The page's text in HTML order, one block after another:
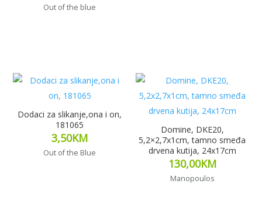
Out of the blue
Dodaci za slikanje,ona i on,
181065
3,50KM
Out of the Blue
Domine, DKE20,
5,2×2,7x1cm, tamno smeđa
drvena kutija, 24x17cm
130,00KM
Manopoulos